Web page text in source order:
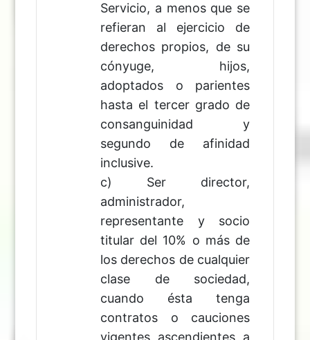
Servicio, a menos que se
refieran al ejercicio de
derechos propios, de su
cónyuge, hijos,
adoptados o parientes
hasta el tercer grado de
consanguinidad y
segundo de afinidad
inclusive.
c) Ser director,
administrador,
representante y socio
titular del 10% o más de
los derechos de cualquier
clase de sociedad,
cuando ésta tenga
contratos o cauciones